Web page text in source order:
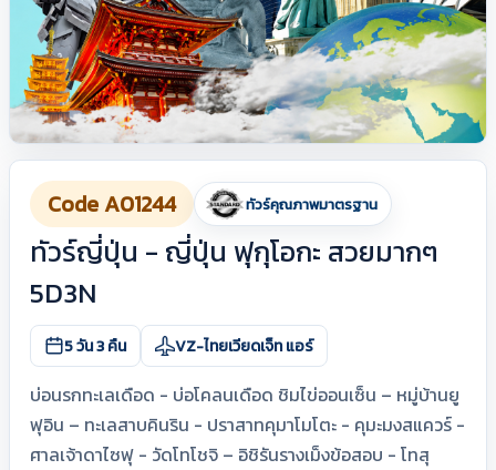
Code A01244 ทัวร์คุณภาพมาตรฐาน
ทัวร์ญี่ปุ่น - ญี่ปุ่น ฟุกุโอกะ สวยมากๆ
5D3N
5 วัน 3 คืน VZ-ไทยเวียดเจ็ท แอร์
บ่อนรกทะเลเดือด - บ่อโคลนเดือด ชิมไข่ออนเซ็น – หมู่บ้านยู
ฟุอิน – ทะเลสาบคินริน - ปราสาทคุมาโมโตะ - คุมะมงสแควร์ -
ศาลเจ้าดาไซฟุ - วัดโทโชจิ – อิชิรันรางเม็งข้อสอบ - โทสุ